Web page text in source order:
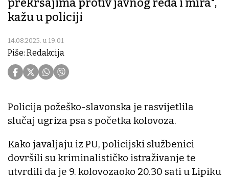
prekršajima protiv javnog reda i mira",
kažu u policiji
14.08.2025. u 19:01
Piše: Redakcija
Policija požeško-slavonska je rasvijetlila
slučaj ugriza psa s početka kolovoza.
Kako javaljaju iz PU, policijski službenici
dovršili su kriminalističko istraživanje te
utvrdili da je 9. kolovozaoko 20.30 sati u Lipiku